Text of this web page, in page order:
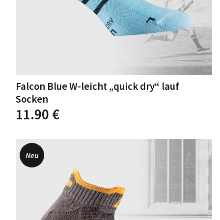
Falcon Blue W-leicht „quick dry“ lauf
Socken
11.90 €Dieses
Produkt
Optionen
können
auf
der
Neu